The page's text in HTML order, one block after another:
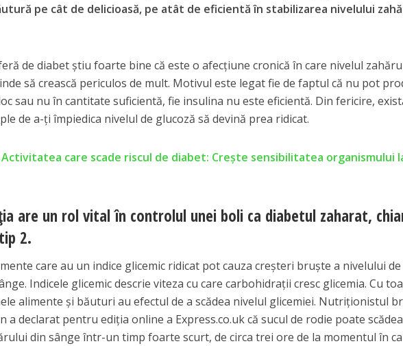
pe cât de delicioasă, pe atât de eficientă în stabilizarea nivelului
de diabet ştiu foarte bine că este o afecţiune cronică în care nivelul
să crească periculos de mult. Motivul este legat fie de faptul că nu pot
sau nu în cantitate suficientă, fie insulina nu este eficientă. Din fericire,
de a-ţi împiedica nivelul de glucoză să devină prea ridicat.
Activitatea care scade riscul de diabet: Crește sensibilitatea organismului
are un rol vital în controlul unei boli ca diabetul zaharat,
2.
care au un indice glicemic ridicat pot cauza creşteri bruşte a nivelului de
Indicele glicemic descrie viteza cu care carbohidraţii cresc glicemia. Cu
alimente şi băuturi au efectul de a scădea nivelul glicemiei. Nutriţionistul
a declarat pentru ediţia online a Express.co.uk că sucul de rodie poate scădea
din sânge într-un timp foarte scurt, de circa trei ore de la momentul în